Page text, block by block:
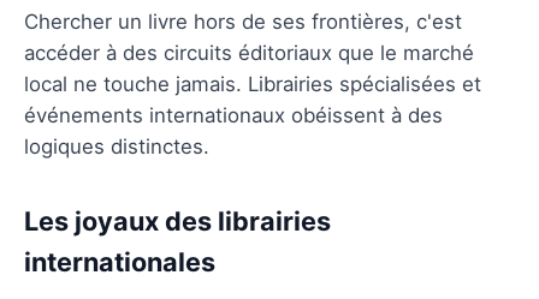
Chercher un livre hors de ses frontières, c'est
accéder à des circuits éditoriaux que le marché
local ne touche jamais. Librairies spécialisées et
événements internationaux obéissent à des
logiques distinctes.
Les joyaux des librairies
internationales